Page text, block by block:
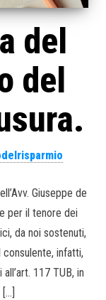
del
del
Giuseppe de
per il tenore dei
da noi sostenuti,
infatti,
117 TUB, in